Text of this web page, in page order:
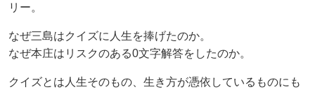
リー。
なぜ三島はクイズに人生を捧げたのか。
なぜ本庄はリスクのある0文字解答をしたのか。
クイズとは人生そのもの、生き方が憑依しているものにも